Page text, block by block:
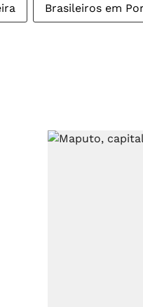
Brasileiros em